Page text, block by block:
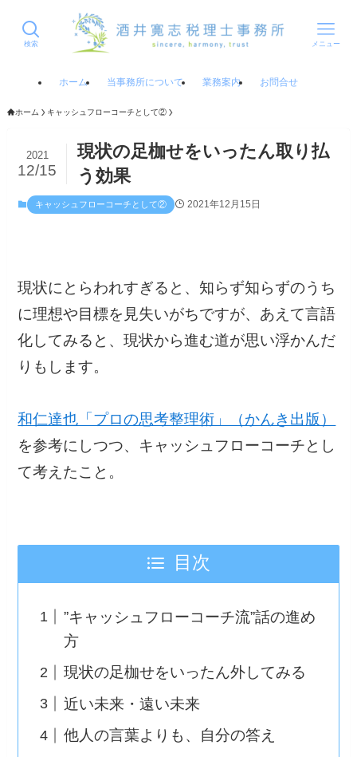
検索 メニュー
ホーム 当事務所について 業務案内 お問合せ
ホーム キャッシュフローコーチとして②
現状の足枷せをいったん取り払
う効果
2021
12/15
キャッシュフローコーチとして② 2021年12月15日
現状にとらわれすぎると、知らず知らずのうち
に理想や目標を見失いがちですが、あえて言語
化してみると、現状から進む道が思い浮かんだ
りもします。
和仁達也「プロの思考整理術」（かんき出版）
を参考にしつつ、キャッシュフローコーチとし
て考えたこと。
目次
”キャッシュフローコーチ流”話の進め
方
現状の足枷せをいったん外してみる
近い未来・遠い未来
他人の言葉よりも、自分の答え